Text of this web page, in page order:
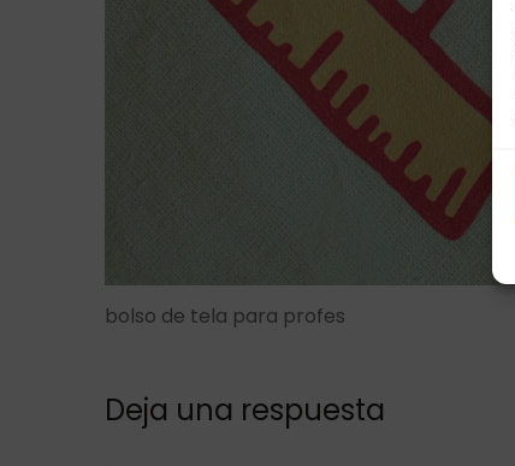
bolso de tela para profes
Deja una respuesta